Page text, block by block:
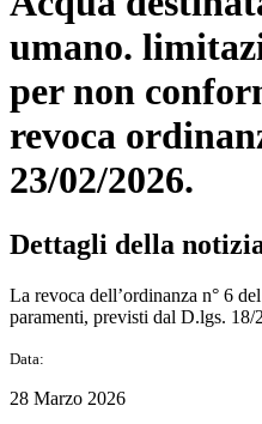
umano.
per non
revoca
23/02/2026.
Dettagli della
La revoca dell’ordinanza n° 6
paramenti, previsti dal D.lgs. 18/
Data:
28 Marzo 2026